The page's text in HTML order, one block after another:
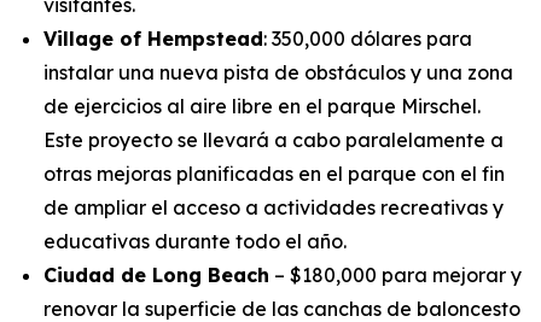
visitantes.
Village of Hempstead: 350,000 dólares para
instalar una nueva pista de obstáculos y una zona
de ejercicios al aire libre en el parque Mirschel.
Este proyecto se llevará a cabo paralelamente a
otras mejoras planificadas en el parque con el fin
de ampliar el acceso a actividades recreativas y
educativas durante todo el año.
Ciudad de Long Beach – $180,000 para mejorar y
renovar la superficie de las canchas de baloncesto